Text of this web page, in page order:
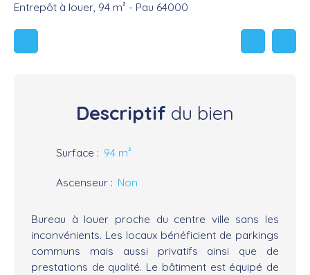
Entrepôt à louer, 94 m² - Pau 64000
Descriptif du bien
Surface : 94 m²
Ascenseur : Non
Bureau à louer proche du centre ville sans les
inconvénients. Les locaux bénéficient de parkings
communs mais aussi privatifs ainsi que de
prestations de qualité. Le bâtiment est équipé de